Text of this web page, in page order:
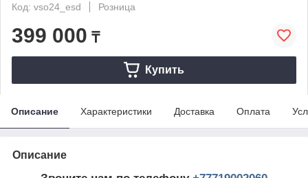
Код: vso24_esd
Розница
399 000 ₸
Купить
Описание Характеристики Доставка Оплата
Описание